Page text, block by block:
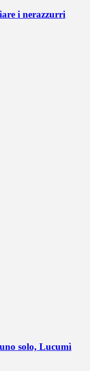
i nerazzurri
solo, Lucumì